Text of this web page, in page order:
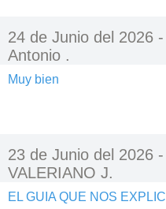
24 de Junio del 2026 -
Antonio .
Muy bien
23 de Junio del 2026 -
VALERIANO J.
EL GUIA QUE NOS